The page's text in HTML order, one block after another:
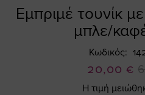
Εμπριμέ τουνίκ
μπλε/
Κωδικός
Ειδική
Τιμή
20,00 €
Η τιμή
Skip